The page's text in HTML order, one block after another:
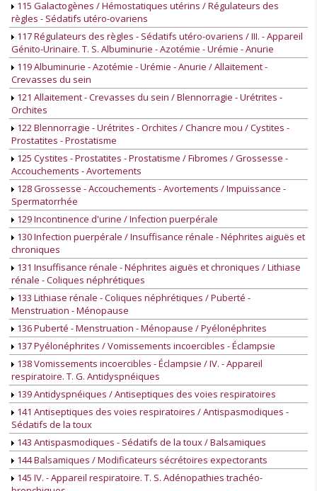
115 Galactogènes / Hémostatiques utérins / Régulateurs des
règles - Sédatifs utéro-ovariens
117 Régulateurs des règles - Sédatifs utéro-ovariens / III. - Appareil
Génito-Urinaire. T. S. Albuminurie - Azotémie - Urémie - Anurie
119 Albuminurie - Azotémie - Urémie - Anurie / Allaitement -
Crevasses du sein
121 Allaitement - Crevasses du sein / Blennorragie - Urétrites -
Orchites
122 Blennorragie - Urétrites - Orchites / Chancre mou / Cystites -
Prostatites - Prostatisme
125 Cystites - Prostatites - Prostatisme / Fibromes / Grossesse -
Accouchements - Avortements
128 Grossesse - Accouchements - Avortements / Impuissance -
Spermatorrhée
129 Incontinence d'urine / Infection puerpérale
130 Infection puerpérale / Insuffisance rénale - Néphrites aiguës et
chroniques
131 Insuffisance rénale - Néphrites aiguës et chroniques / Lithiase
rénale - Coliques néphrétiques
133 Lithiase rénale - Coliques néphrétiques / Puberté -
Menstruation - Ménopause
136 Puberté - Menstruation - Ménopause / Pyélonéphrites
137 Pyélonéphrites / Vomissements incoercibles - Éclampsie
138 Vomissements incoercibles - Éclampsie / IV. - Appareil
respiratoire. T. G. Antidyspnéiques
139 Antidyspnéiques / Antiseptiques des voies respiratoires
141 Antiseptiques des voies respiratoires / Antispasmodiques -
Sédatifs de la toux
143 Antispasmodiques - Sédatifs de la toux / Balsamiques
144 Balsamiques / Modificateurs sécrétoires expectorants
145 IV. - Appareil respiratoire. T. S. Adénopathies trachéo-